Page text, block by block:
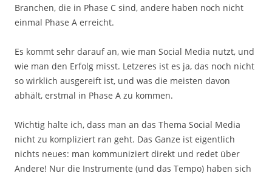
Branchen, die in Phase C sind, andere haben noch nicht
einmal Phase A erreicht.
Es kommt sehr darauf an, wie man Social Media nutzt, und
wie man den Erfolg misst. Letzeres ist es ja, das noch nicht
so wirklich ausgereift ist, und was die meisten davon
abhält, erstmal in Phase A zu kommen.
Wichtig halte ich, dass man an das Thema Social Media
nicht zu kompliziert ran geht. Das Ganze ist eigentlich
nichts neues: man kommuniziert direkt und redet über
Andere! Nur die Instrumente (und das Tempo) haben sich